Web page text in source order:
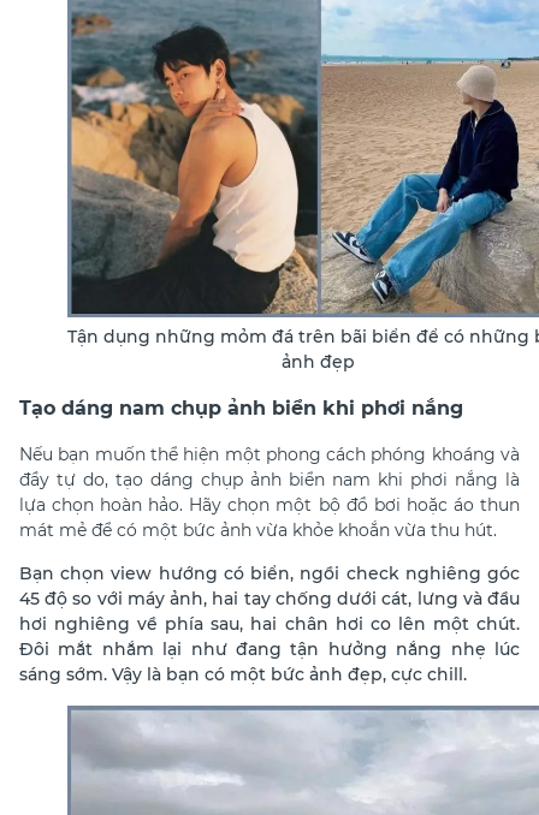
Tận dụng những mỏm đá trên bãi biển để có những
ảnh đẹp
Tạo dáng nam chụp ảnh biển khi phơi nắng
Nếu bạn muốn thể hiện một phong cách phóng khoáng và
đầy tự do, tạo dáng chụp ảnh biển nam khi phơi nắng là
lựa chọn hoàn hảo. Hãy chọn một bộ đồ bơi hoặc áo thun
mát mẻ để có một bức ảnh vừa khỏe khoắn vừa thu hút.
Bạn chọn view hướng có biển, ngồi check nghiêng góc
45 độ so với máy ảnh, hai tay chống dưới cát, lưng và đầu
hơi nghiêng về phía sau, hai chân hơi co lên một chút.
Đôi mắt nhắm lại như đang tận hưởng nắng nhẹ lúc
sáng sớm. Vậy là bạn có một bức ảnh đẹp, cực chill.